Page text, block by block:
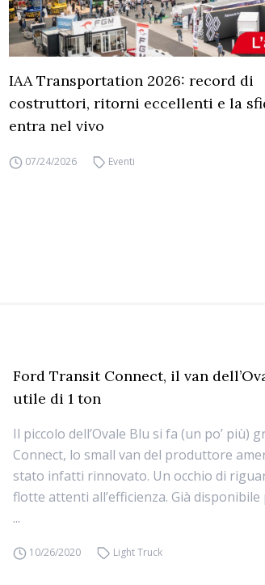
IAA Transportation 2026: record di
costruttori, ritorni eccellenti e la
entra nel vivo
07/24/2026 Eventi
Ford Transit Connect, il van
utile di 1 ton
Il piccolo dell’Ovale Blu si fa (un po’ più)
Connect, lo small van del produttore
stato infatti rinnovato. Un occhio di
flotte attenti all’efficienza. Già
...
10/26/2020 Light Truck